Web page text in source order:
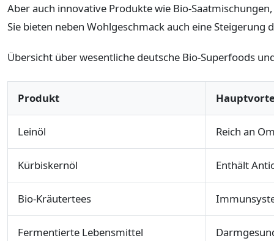
Aber auch innovative Produkte wie Bio-
Sie bieten neben Wohlgeschmack auch eine
Übersicht über wesentliche deutsche Bio-Superfoods
Produkt
Leinöl Reich an
Kürbiskernöl Enthält
Bio-Kräutertees
Fermentierte Lebensmittel